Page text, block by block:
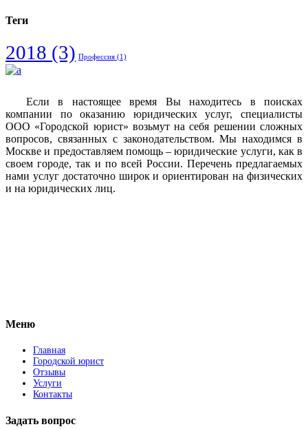
Теги
2018 (3) Профессия (1)
Если в настоящее время Вы находитесь в поисках
компании по оказанию юридических услуг, специалисты
ООО «Городской юрист» возьмут на себя решении сложных
вопросов, связанных с законодательством. Мы находимся в
Москве и предоставляем помощь – юридические услуги, как в
своем городе, так и по всей России. Перечень предлагаемых
нами услуг достаточно широк и ориентирован на физических
и на юридических лиц.
Меню
Главная
Городской юрист
Отзывы
Услуги
Контакты
Задать вопрос